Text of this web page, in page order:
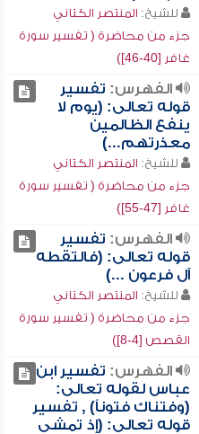
للشيخ: المنتصر الكتاني
جزء من محاضرة ( تفسير سورة
غافر [40-46])
الفهرس: تفسير
قوله تعالى: (يوم لا
ينفع الظالمين
معذرتهم...)
للشيخ: المنتصر الكتاني
جزء من محاضرة ( تفسير سورة
غافر [47-55])
الفهرس: تفسير
قوله تعالى: (فالتقطه
آل فرعون ...)
للشيخ: المنتصر الكتاني
جزء من محاضرة ( تفسير سورة
القصص [4-8])
الفهرس: تفسير ابن
عباس لقوله تعالى:
(وفتناك فتوناً) , تفسير
قوله تعالى: (إذ تمشي